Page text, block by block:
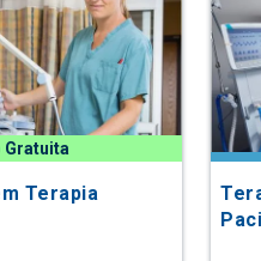
Gratuita
Terapia